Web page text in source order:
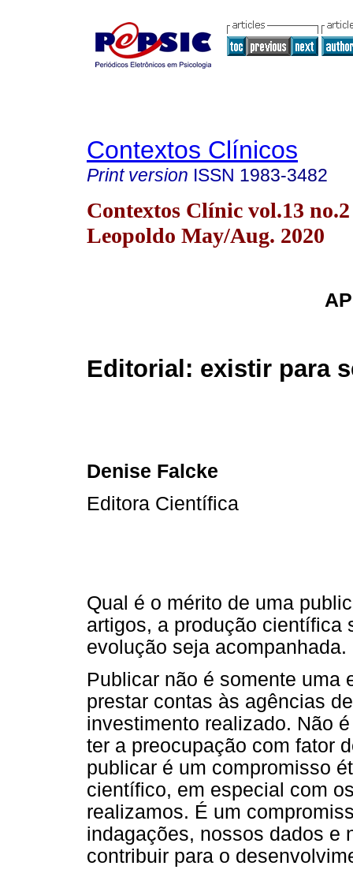
Contextos Clínicos
Print version ISSN 1983-3482
Contextos Clínic vol.13 no.2
Leopoldo May/Aug. 2020
Editorial: existir para
Denise Falcke
Editora Científica
Qual é o mérito de uma
artigos, a produção científica
evolução seja acompanhada.
Publicar não é somente uma
prestar contas às agências
investimento realizado. Não
ter a preocupação com fator
publicar é um compromisso
científico, em especial com
realizamos. É um
indagações, nossos dados e
contribuir para o